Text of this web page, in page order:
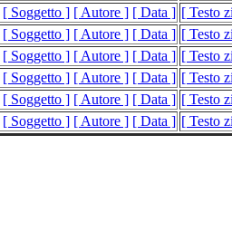
[ Soggetto ] [ Autore ] [ Data ] [ Testo
[ Soggetto ] [ Autore ] [ Data ] [ Testo
[ Soggetto ] [ Autore ] [ Data ] [ Testo
[ Soggetto ] [ Autore ] [ Data ] [ Testo
[ Soggetto ] [ Autore ] [ Data ] [ Testo
[ Soggetto ] [ Autore ] [ Data ] [ Testo